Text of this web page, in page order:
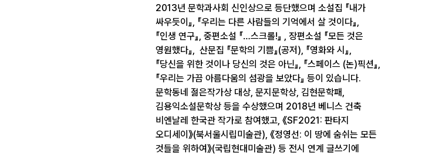
2013년 문학과사회 신인상으로 등단했으며 소설집 『내가
싸우듯이』, 『우리는 다른 사람들의 기억에서 살 것이다』,
『인생 연구』, 중편소설 『…스크롤!』 , 장편소설 『모든 것은
영원했다』, 산문집 『문학의 기쁨』(공저), 『영화와 시』,
『당신을 위한 것이나 당신의 것은 아닌』, 『스페이스 (논)픽션』,
『우리는 가끔 아름다움의 섬광을 보았다』 등이 있습니다.
문학동네 젊은작가상 대상, 문지문학상, 김현문학패,
김용익소설문학상 등을 수상했으며 2018년 베니스 건축
비엔날레 한국관 작가로 참여했고, 《SF2021: 판타지
오디세이》(북서울시립미술관), 《정영선: 이 땅에 숨쉬는 모든
것들을 위하여》(국립현대미술관) 등 전시 연계 글쓰기에